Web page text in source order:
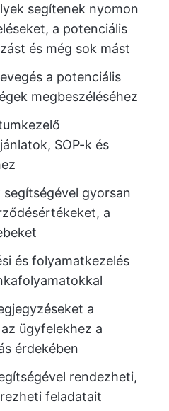
segítenek nyomon
a potenciális
és még sok mást
a potenciális
megbeszéléséhez
SOP-k és
gyorsan
a
és folyamatkezelés
a
ügyfelekhez a
érdekében
rendezheti,
feladatait